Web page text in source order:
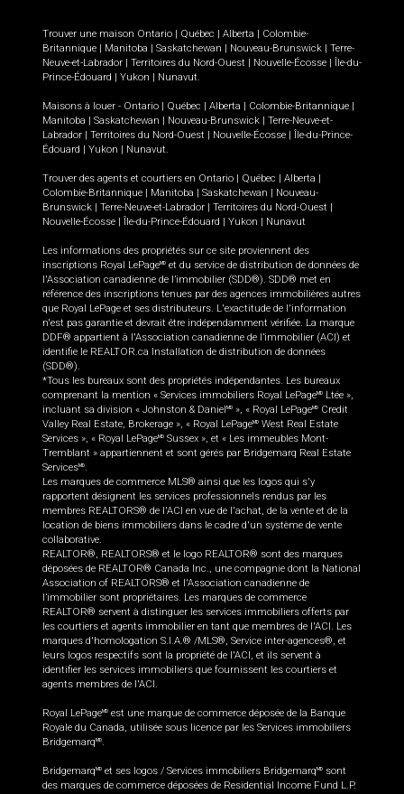
Trouver une maison Ontario Québec Alberta
Colombie-
Britannique
Manitoba Saskatchewan Nouveau-Brunswick
Terre-
Neuve-et-Labrador
Territoires du Nord-Ouest Nouvelle-Écosse
Île-du-
Prince-Édouard
Yukon Nunavut.
Maisons à louer - Ontario Québec Alberta Colombie-Britannique
Manitoba
Saskatchewan Nouveau-Brunswick
Terre-Neuve-et-
Labrador
Territoires du Nord-Ouest Nouvelle-Écosse
Île-du-Prince-
Édouard
Yukon Nunavut.
Trouver des agents et courtiers en Ontario Québec Alberta
Colombie-Britannique
Manitoba Saskatchewan
Nouveau-
Brunswick
Terre-Neuve-et-Labrador Territoires du Nord-Ouest
Nouvelle-Écosse
Île-du-Prince-Édouard Yukon Nunavut
Les informations des propriétés sur ce site proviennent des
inscriptions Royal LePageMD et du service de distribution de données de
l'Association canadienne de l’immobilier (SDD®). SDD® met en
référence des inscriptions tenues par des agences immobilières autres
que Royal LePage et ses distributeurs. L'exactitude de l'information
n'est pas garantie et devrait être indépendamment vérifiée. La marque
DDF® appartient à l'Association canadienne de l’immobilier (ACI) et
identifie le REALTOR.ca Installation de distribution de données
(SDD®).
*Tous les bureaux sont des propriétés indépendantes. Les bureaux
comprenant la mention « Services immobiliers Royal LePageMD
Ltée »,
incluant sa division « Johnston & Daniel MD », « Royal LePageMD
Credit
Valley Real Estate, Brokerage », « Royal LePageMD West Real Estate
Services », « Royal LePageMD Sussex », et « Les immeubles Mont-
Tremblant » appartiennent et sont gérés par Bridgemarq Real Estate
ServicesMD.
Les marques de commerce MLS® ainsi que les logos qui s'y
rapportent désignent les services professionnels rendus par les
membres REALTORS® de l'ACI en vue de l'achat, de la vente et de la
location de biens immobiliers dans le cadre d'un système de vente
collaborative.
REALTOR®, REALTORS® et le logo REALTOR® sont des marques
déposées de REALTOR® Canada Inc., une compagnie dont la National
Association of REALTORS® et l'Association canadienne de
l’immobilier sont propriétaires. Les marques de commerce
REALTOR® servent à distinguer les services immobiliers offerts par
les courtiers et agents immobilier en tant que membres de l'ACI. Les
marques d'homologation S.I.A.® /MLS®, Service inter-agences®, et
leurs logos respectifs sont la propriété de l'ACI, et ils servent à
identifier les services immobiliers que fournissent les courtiers et
agents membres de l'ACI.
Royal LePageMD est une marque de commerce déposée de la Banque
Royale du Canada, utilisée sous licence par les Services immobiliers
BridgemarqMD.
BridgemarqMD et ses logos / Services immobiliers BridgemarqMD
sont
des marques de commerce déposées de Residential Income Fund L.P.